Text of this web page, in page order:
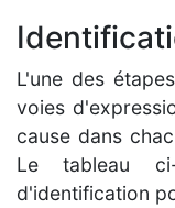
L'une des
voies
cause dans
Le tableau
d'identification